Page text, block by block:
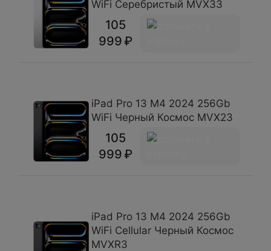
WiFi Серебристый MVX33
105
999
iPad Pro 13 М4 2024 256Gb
WiFi Черный Космос MVX23
105
999
iPad Pro 13 М4 2024 256Gb
WiFi Cellular Черный Космос
MVXR3